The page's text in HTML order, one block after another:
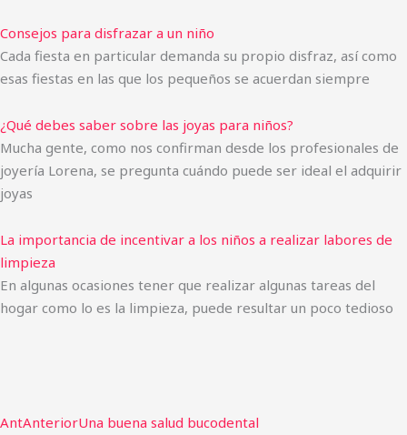
Consejos para disfrazar a un niño
Cada fiesta en particular demanda su propio disfraz, así como
esas fiestas en las que los pequeños se acuerdan siempre
¿Qué debes saber sobre las joyas para niños?
Mucha gente, como nos confirman desde los profesionales de
joyería Lorena, se pregunta cuándo puede ser ideal el adquirir
joyas
La importancia de incentivar a los niños a realizar labores de
limpieza
En algunas ocasiones tener que realizar algunas tareas del
hogar como lo es la limpieza, puede resultar un poco tedioso
AntAnteriorUna buena salud bucodental